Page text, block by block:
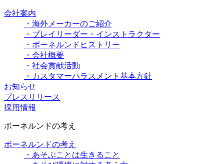
会社案内
・海外メーカーのご紹介
・プレイリーダー・インストラクター
・ボーネルンドヒストリー
・会社概要
・社会貢献活動
・カスタマーハラスメント基本方針
お知らせ
プレスリリース
採用情報
ボーネルンドの考え
ボーネルンドの考え
・あそぶことは生きること